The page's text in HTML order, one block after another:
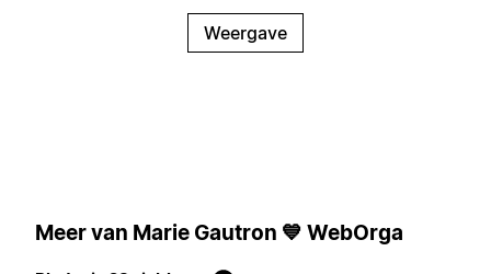
Weergave
Meer van Marie Gautron 💙 WebOrga